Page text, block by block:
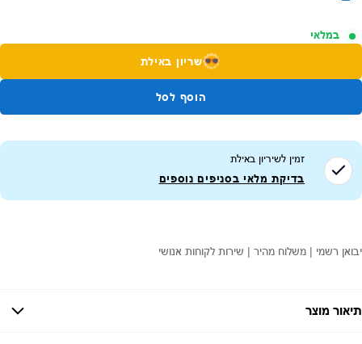
במלאי
שריון באילת
הוסף לסל
זמין לשיריון באילת
בדיקת מלאי בסניפים נוספים
יבואן רשמי | משלוח מהיר | שירות לקוחות אנושי
תיאור מוצר